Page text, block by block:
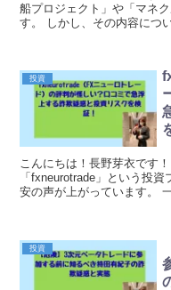
船プロジェクト」や「マネ
す。 しかし、その内容につ
投資
こんにちは！長野芽衣です
「fxneurotrade」という投
安の声が上がっています。
投資